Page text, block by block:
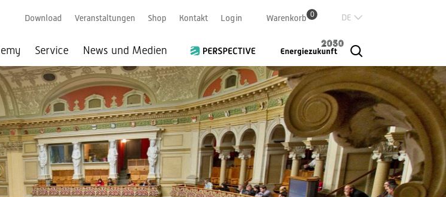
Service News und Medien
Download Veranstaltungen Shop Kontakt Login Warenkorb 0